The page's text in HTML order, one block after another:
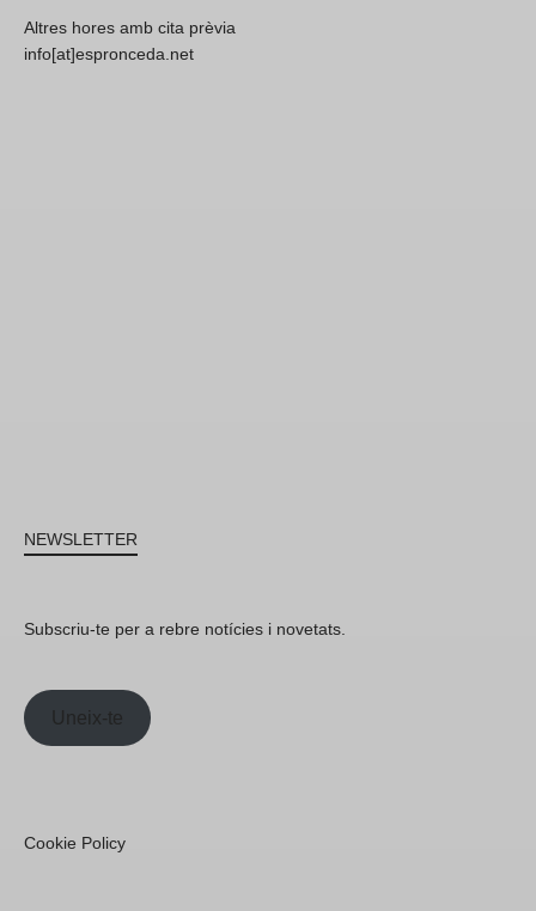
Altres hores amb cita prèvia
info[at]espronceda.net
NEWSLETTER
Subscriu-te per a rebre notícies i novetats.
Uneix-te
Cookie Policy